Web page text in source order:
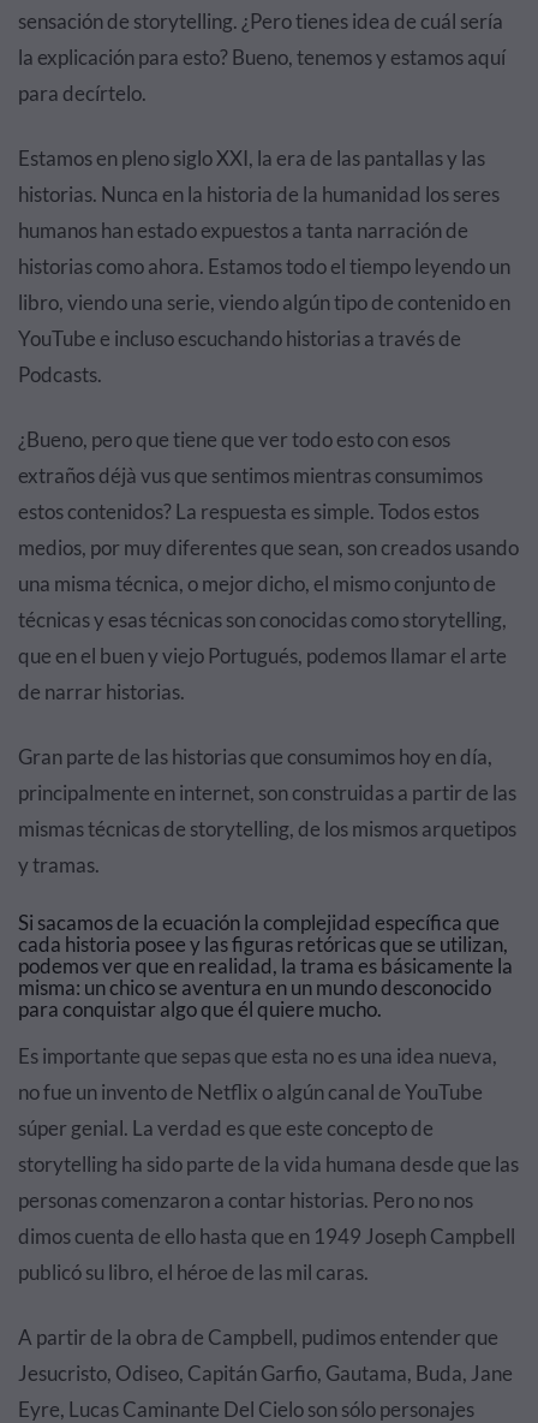
sensación de storytelling. ¿Pero tienes idea de cuál sería
la explicación para esto? Bueno, tenemos y estamos aquí
para decírtelo.
Estamos en pleno siglo XXI, la era de las pantallas y las
historias. Nunca en la historia de la humanidad los seres
humanos han estado expuestos a tanta narración de
historias como ahora. Estamos todo el tiempo leyendo un
libro, viendo una serie, viendo algún tipo de contenido en
YouTube e incluso escuchando historias a través de
Podcasts.
¿Bueno, pero que tiene que ver todo esto con esos
extraños déjà vus que sentimos mientras consumimos
estos contenidos? La respuesta es simple. Todos estos
medios, por muy diferentes que sean, son creados usando
una misma técnica, o mejor dicho, el mismo conjunto de
técnicas y esas técnicas son conocidas como storytelling,
que en el buen y viejo Portugués, podemos llamar el arte
de narrar historias.
Gran parte de las historias que consumimos hoy en día,
principalmente en internet, son construidas a partir de las
mismas técnicas de storytelling, de los mismos arquetipos
y tramas.
Si sacamos de la ecuación la complejidad específica que
cada historia posee y las figuras retóricas que se utilizan,
podemos ver que en realidad, la trama es básicamente la
misma: un chico se aventura en un mundo desconocido
para conquistar algo que él quiere mucho.
Es importante que sepas que esta no es una idea nueva,
no fue un invento de Netflix o algún canal de YouTube
súper genial. La verdad es que este concepto de
storytelling ha sido parte de la vida humana desde que las
personas comenzaron a contar historias. Pero no nos
dimos cuenta de ello hasta que en 1949 Joseph Campbell
publicó su libro, el héroe de las mil caras.
A partir de la obra de Campbell, pudimos entender que
Jesucristo, Odiseo, Capitán Garfio, Gautama, Buda, Jane
Eyre, Lucas Caminante Del Cielo son sólo personajes